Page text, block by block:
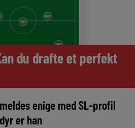
du drafte et perfekt
meldes enige med SL-profil
er han